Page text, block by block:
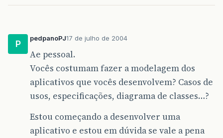
P
pedpanoPJ17 de julho de 2004
Ae pessoal.
Vocês costumam fazer a modelagem dos
aplicativos que vocês desenvolvem? Casos de
usos, especificações, diagrama de classes…?
Estou começando a desenvolver uma
aplicativo e estou em dúvida se vale a pena